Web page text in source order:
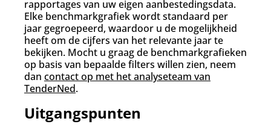
rapportages van uw eigen aanbestedingsdata.
Elke benchmarkgrafiek wordt standaard per
jaar gegroepeerd, waardoor u de mogelijkheid
heeft om de cijfers van het relevante jaar te
bekijken. Mocht u graag de benchmarkgrafieken
op basis van bepaalde filters willen zien, neem
dan contact op met het analyseteam van
TenderNed.
Uitgangspunten